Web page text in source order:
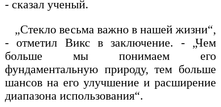
- сказал ученый.
„Стекло весьма важно в нашей жизни“,
- отметил Викс в заключение. - „Чем
больше мы понимаем его
фундаментальную природу, тем больше
шансов на его улучшение и расширение
диапазона использования“.